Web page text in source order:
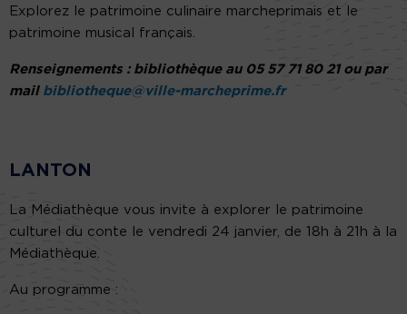
Explorez le patrimoine culinaire marcheprimais et le
patrimoine musical français.
Renseignements : bibliothèque au 05 57 71 80 21 ou par
mail bibliotheque@ville-marcheprime.fr
LANTON
La Médiathèque vous invite à explorer le patrimoine
culturel du conte le vendredi 24 janvier, de 18h à 21h à la
Médiathèque.
Au programme :